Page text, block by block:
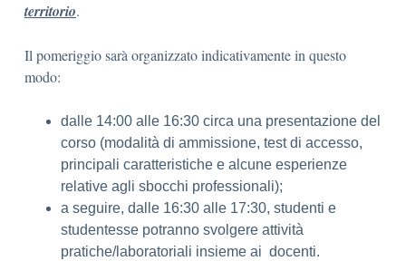
territorio.
Il pomeriggio sarà organizzato indicativamente in questo
modo:
dalle 14:00 alle 16:30 circa una presentazione del
corso (modalità di ammissione, test di accesso,
principali caratteristiche e alcune esperienze
relative agli sbocchi professionali);
a seguire, dalle 16:30 alle 17:30, studenti e
studentesse potranno svolgere attività
pratiche/laboratoriali insieme ai docenti.